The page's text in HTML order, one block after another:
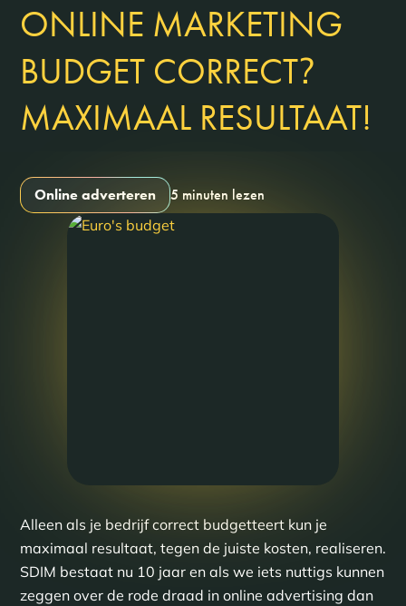
ONLINE MARKETING
BUDGET CORRECT?
MAXIMAAL RESULTAAT!
Online adverteren 5 minuten lezen
Alleen als je bedrijf correct budgetteert kun je
maximaal resultaat, tegen de juiste kosten, realiseren.
SDIM bestaat nu 10 jaar en als we iets nuttigs kunnen
zeggen over de rode draad in online advertising dan